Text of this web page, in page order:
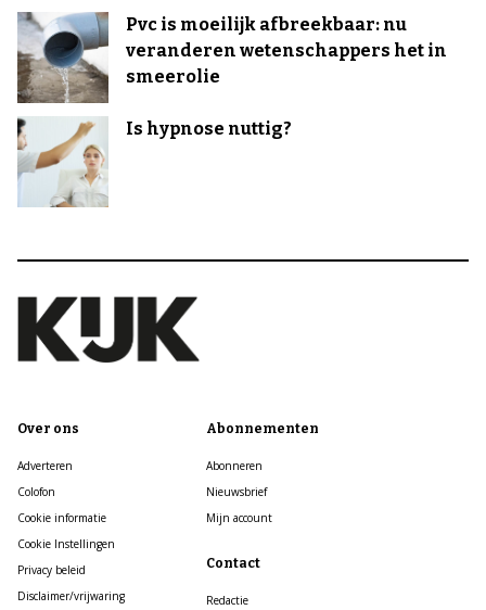
Pvc is moeilijk afbreekbaar: nu
veranderen wetenschappers het in
smeerolie
Is hypnose nuttig?
Over ons
Adverteren
Colofon
Cookie informatie
Cookie Instellingen
Privacy beleid
Disclaimer/vrijwaring
Abonnementen
Abonneren
Nieuwsbrief
Mijn account
Contact
Redactie